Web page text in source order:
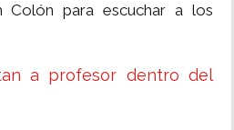
para escuchar a los
a profesor dentro del